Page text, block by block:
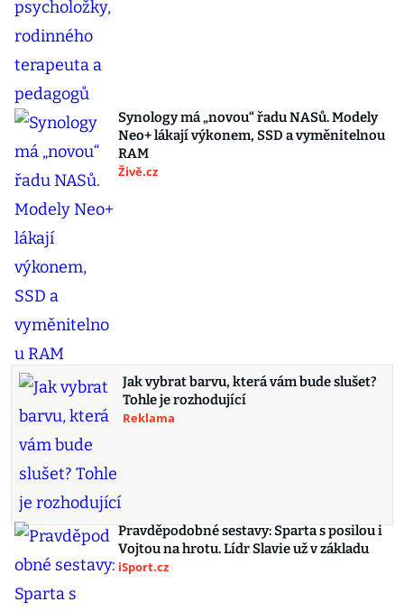
Synology má „novou“ řadu NASů. Modely
Neo+ lákají výkonem, SSD a vyměnitelnou
RAM
Živě.cz
Jak vybrat barvu, která vám bude slušet?
Tohle je rozhodující
Reklama
Pravděpodobné sestavy: Sparta s posilou i
Vojtou na hrotu. Lídr Slavie už v základu
iSport.cz